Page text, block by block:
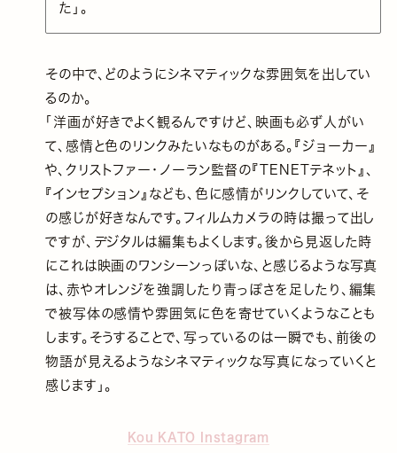
た」。
その中で、どのようにシネマティックな雰囲気を出してい
るのか。
「洋画が好きでよく観るんですけど、映画も必ず人がい
て、感情と色のリンクみたいなものがある。『ジョーカー』
や、クリストファー・ノーラン監督の『TENETテネット』、
『インセプション』なども、色に感情がリンクしていて、そ
の感じが好きなんです。フィルムカメラの時は撮って出し
ですが、デジタルは編集もよくします。後から見返した時
にこれは映画のワンシーンっぽいな、と感じるような写真
は、赤やオレンジを強調したり青っぽさを足したり、編集
で被写体の感情や雰囲気に色を寄せていくようなことも
します。そうすることで、写っているのは一瞬でも、前後の
物語が見えるようなシネマティックな写真になっていくと
感じます」。
Kou KATO Instagram